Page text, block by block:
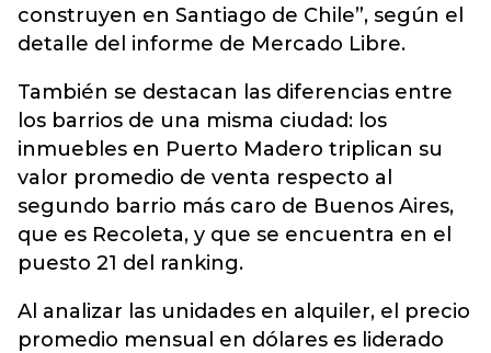
construyen en Santiago de Chile”, según el
detalle del informe de Mercado Libre.
También se destacan las diferencias entre
los barrios de una misma ciudad: los
inmuebles en Puerto Madero triplican su
valor promedio de venta respecto al
segundo barrio más caro de Buenos Aires,
que es Recoleta, y que se encuentra en el
puesto 21 del ranking.
Al analizar las unidades en alquiler, el precio
promedio mensual en dólares es liderado